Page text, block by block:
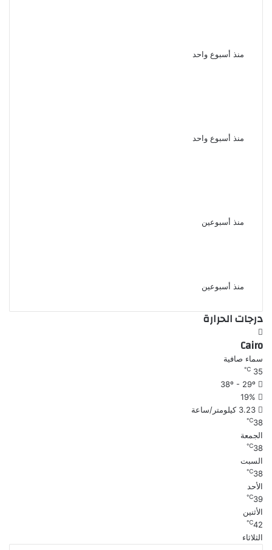
منذ أسبوع واحد
منذ أسبوع واحد
منذ أسبوعين
منذ أسبوعين
درجات الحرارة
Cairo
سماء صافية
35
℃
19%
3.23 كيلومتر/ساعة
38
℃
الجمعة
38
℃
السبت
38
℃
الأحد
39
℃
الأثنين
42
℃
الثلاثاء